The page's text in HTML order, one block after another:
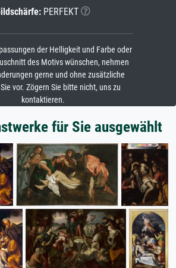
PERFEKT
der Helligkeit und Farbe oder
des Motivs wünschen, nehmen
gerne und ohne zusätzliche
vor. Zögern Sie bitte nicht, uns zu
kontaktieren.
für Sie ausgewählt